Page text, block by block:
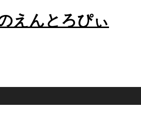
えんとろぴぃ